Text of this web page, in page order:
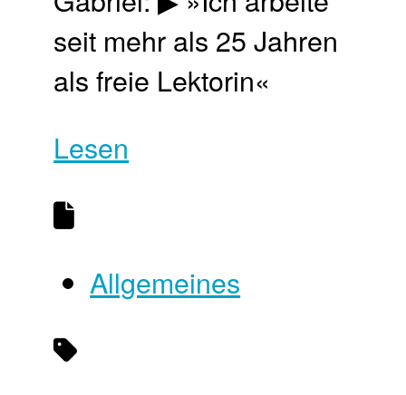
seit mehr als 25 Jahren
als freie Lektorin«
Lesen
Allgemeines